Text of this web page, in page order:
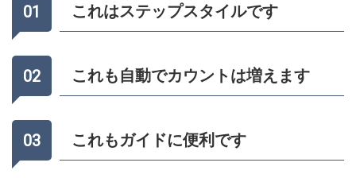
これはステップスタイルです
これも自動でカウントは増えます
これもガイドに便利です